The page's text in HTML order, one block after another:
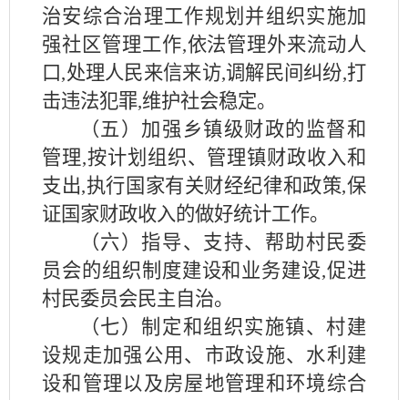
治安综合治理工作规划并组织实施加
强社区管理工作,依法管理外来流动人
口,处理人民来信来访,调解民间纠纷,打
击违法犯罪,维护社会稳定。
（五）加强乡镇级财政的监督和
管理,按计划组织、管理镇财政收入和
支出,执行国家有关财经纪律和政策,保
证国家财政收入的做好统计工作。
（六）指导、支持、帮助村民委
员会的组织制度建设和业务建设,促进
村民委员会民主自治。
（七）制定和组织实施镇、村建
设规走加强公用、市政设施、水利建
设和管理以及房屋地管理和环境综合